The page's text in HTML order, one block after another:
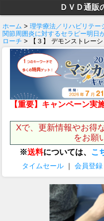
ＤＶＤ通販
ホーム > 理学療法／リハビリテー
関節周囲炎に対するセラピー明日
ローチ > 【３】 デモンストレー
【重要】キャンペーン実
Xで、更新情報やお得
をお願
※送料については、 こ
タイムセール ｜ 会員登録